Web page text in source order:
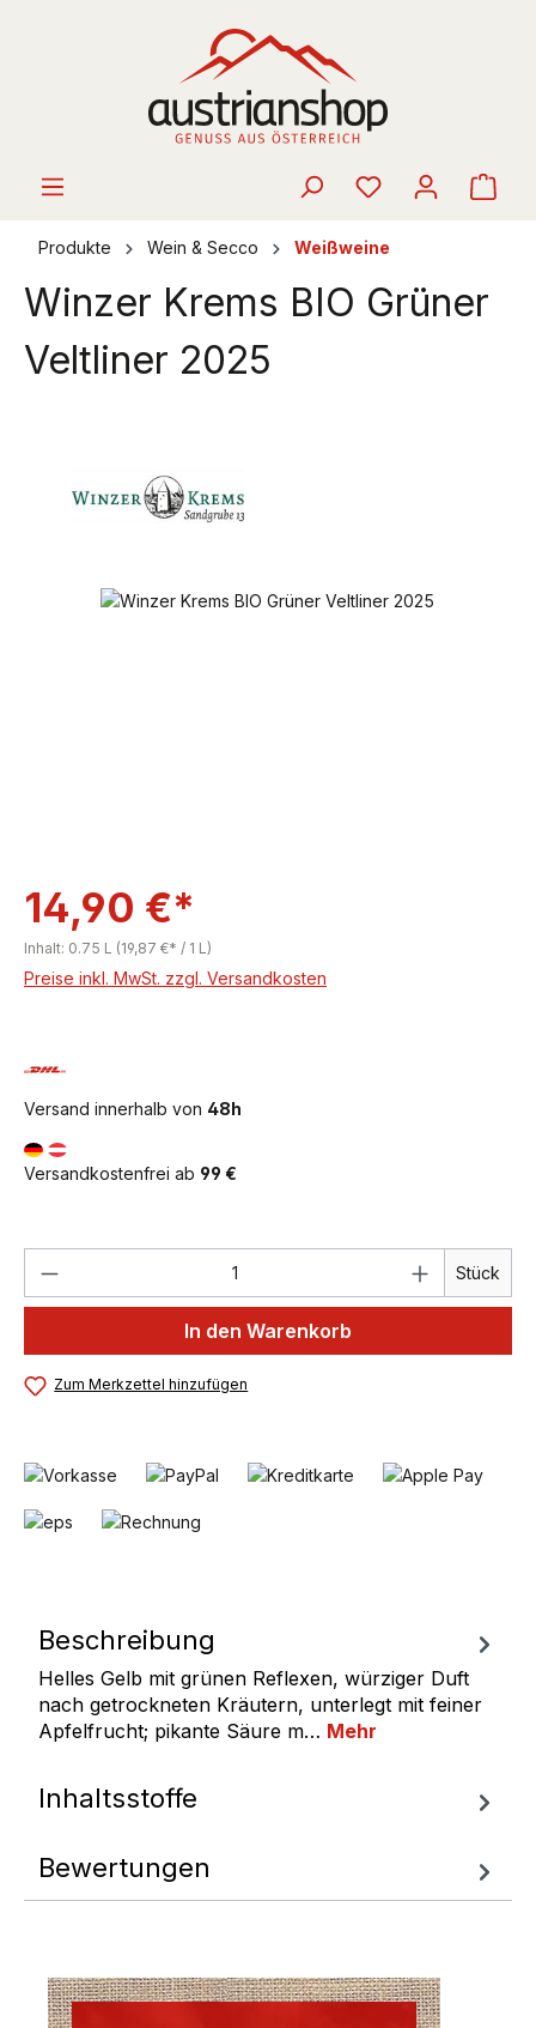
Produkte Wein & Secco Weißweine
Winzer Krems BIO Grüner
Veltliner 2025
Bildergalerie überspringen
14,90 €*
Inhalt: 0.75 L (19,87 €* / 1 L)
Preise inkl. MwSt. zzgl. Versandkosten
Versand innerhalb von 48h
Versandkostenfrei ab 99 €
Produkt Anzahl: Gib den Stück
In den Warenkorb
Zum Merkzettel hinzufügen
Beschreibung
Helles Gelb mit grünen Reflexen, würziger Duft
nach getrockneten Kräutern, unterlegt mit feiner
Apfelfrucht; pikante Säure m… Mehr
Inhaltsstoffe
Bewertungen